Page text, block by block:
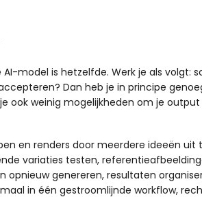
model is hetzelfde. Werk je als volgt:
Dan heb je in principe
ook weinig mogelijkheden om je
en renders door meerdere ideeën uit
variaties testen,
opnieuw genereren, resultaten
in één gestroomlijnde workflow,